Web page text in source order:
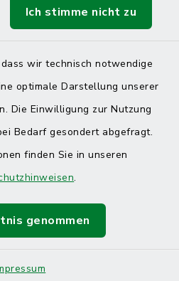
Ich stimme nicht zu
wir technisch notwendige
optimale Darstellung unserer
Die Einwilligung zur Nutzung
Bedarf gesondert abgefragt.
finden Sie in unseren
.
genommen
Kontakt